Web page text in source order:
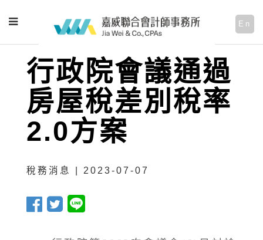
En
行政院會議通過
房屋稅差別稅率
2.0方案
稅務消息 | 2023-07-07